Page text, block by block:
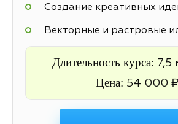
Создание креативных
Векторные и растровые
Длительность курса: 7,5
Цена: 54 000 ₽